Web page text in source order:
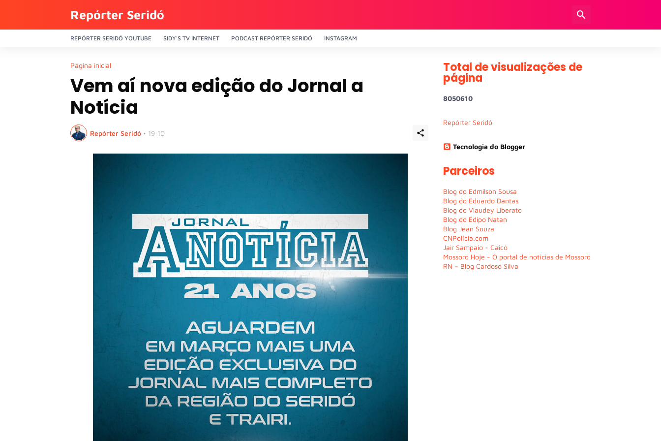
Repórter Seridó
REPÓRTER SERIDÓ YOUTUBE SIDY'S TV INTERNET PODCAST REPÓRTER SERIDÓ INSTAGRAM
Página inicial
Vem aí nova edição do Jornal a
Notícia
Repórter Seridó • 19:10
Total de visualizações de
página
8050610
Repórter Seridó
Tecnologia do Blogger
Parceiros
Blog do Edmilson Sousa
Blog do Eduardo Dantas
Blog do Vlaudey Liberato
Blog do Édipo Natan
Blog Jean Souza
CNPolícia.com
Jair Sampaio - Caicó
Mossoró Hoje - O portal de notícias de Mossoró
RN – Blog Cardoso Silva